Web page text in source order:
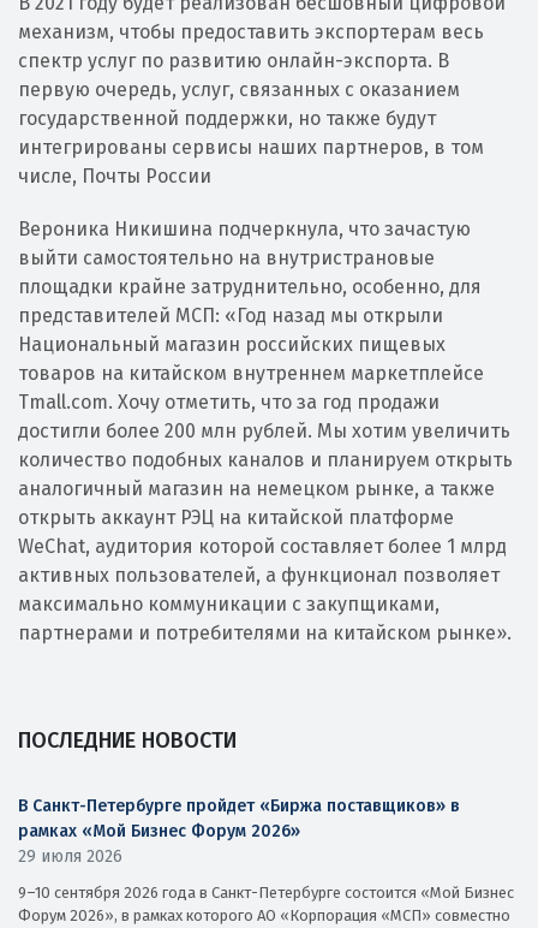
механизм, чтобы предоставить экспортерам весь
спектр услуг по развитию онлайн-экспорта. В
первую очередь, услуг, связанных с оказанием
государственной поддержки, но также будут
интегрированы сервисы наших партнеров, в том
числе, Почты России
Вероника Никишина подчеркнула, что зачастую
выйти самостоятельно на внутристрановые
площадки крайне затруднительно, особенно, для
представителей МСП: «Год назад мы открыли
Национальный магазин российских пищевых
товаров на китайском внутреннем маркетплейсе
Tmall.com. Хочу отметить, что за год продажи
достигли более 200 млн рублей. Мы хотим увеличить
количество подобных каналов и планируем открыть
аналогичный магазин на немецком рынке, а также
открыть аккаунт РЭЦ на китайской платформе
WeChat, аудитория которой составляет более 1 млрд
активных пользователей, а функционал позволяет
максимально коммуникации с закупщиками,
партнерами и потребителями на китайском рынке».
ПОСЛЕДНИЕ НОВОСТИ
В Санкт-Петербурге пройдет «Биржа поставщиков» в
рамках «Мой Бизнес Форум 2026»
29 июля 2026
9–10 сентября 2026 года в Санкт-Петербурге состоится «Мой Бизнес
Форум 2026», в рамках которого АО «Корпорация «МСП» совместно